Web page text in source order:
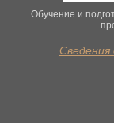
Обучение и
Сведения